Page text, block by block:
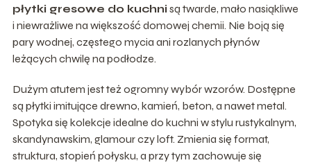
płytki gresowe do kuchni są twarde, mało nasiąkliwe
i niewrażliwe na większość domowej chemii. Nie boją się
pary wodnej, częstego mycia ani rozlanych płynów
leżących chwilę na podłodze.
Dużym atutem jest też ogromny wybór wzorów. Dostępne
są płytki imitujące drewno, kamień, beton, a nawet metal.
Spotyka się kolekcje idealne do kuchni w stylu rustykalnym,
skandynawskim, glamour czy loft. Zmienia się format,
struktura, stopień połysku, a przy tym zachowuje się